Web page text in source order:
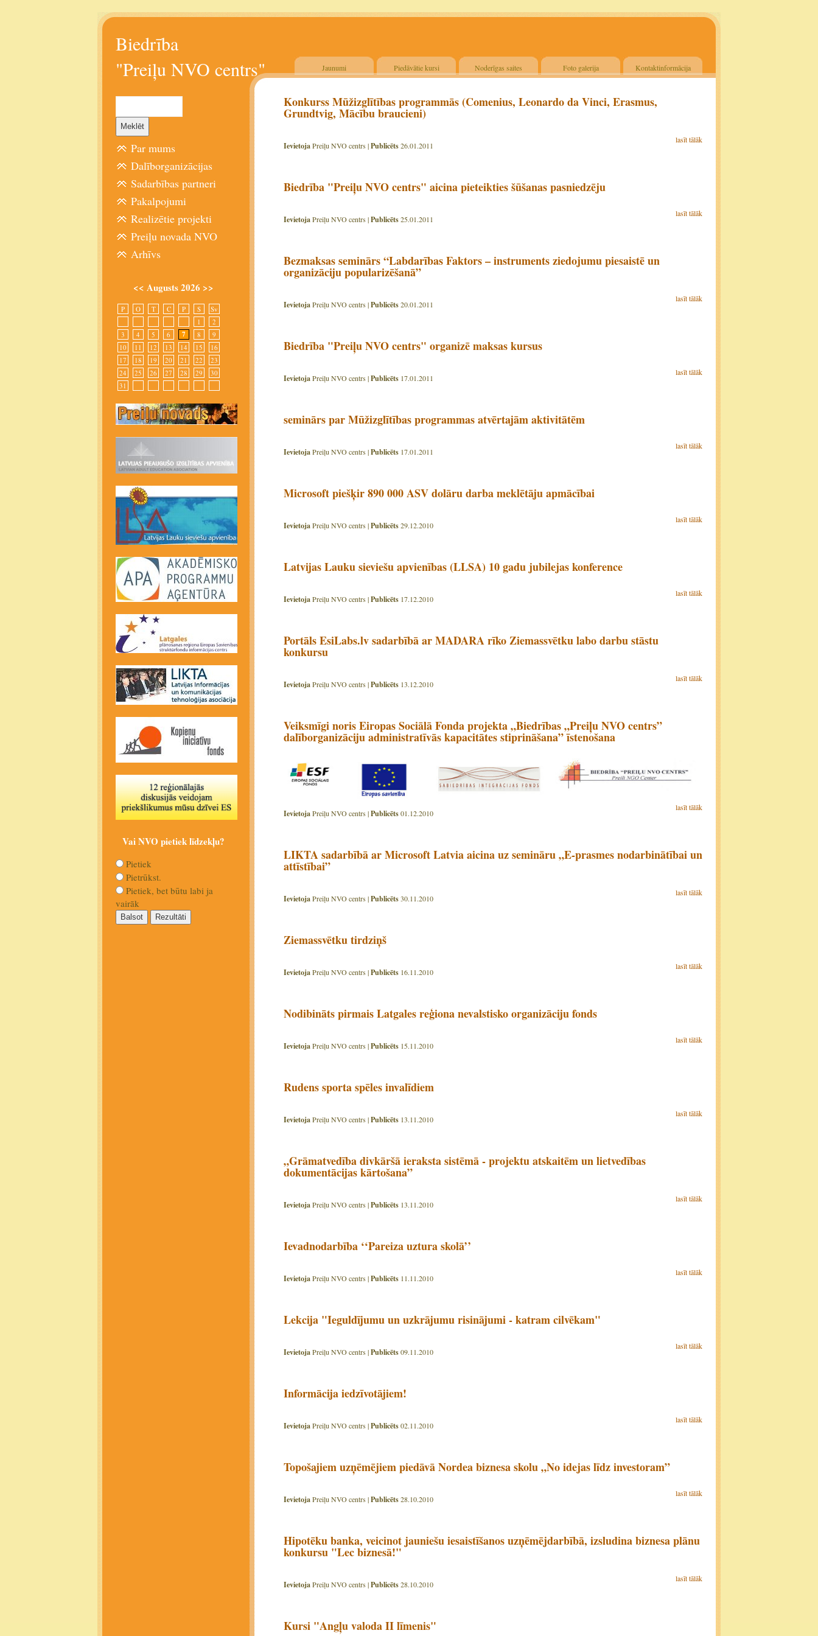
Biedrība
"Preiļu NVO centrs"
Jaunumi Piedāvātie kursi Noderīgas saites Foto galerija Kontaktinformācija
Konkurss Mūžizglītības programmās (Comenius, Leonardo da Vinci, Erasmus,
Grundtvig, Mācību braucieni)
lasīt tālāk
IevietojaPreiļu NVO centrs |Publicēts26.01.2011
Biedrība "Preiļu NVO centrs" aicina pieteikties šūšanas pasniedzēju
lasīt tālāk
IevietojaPreiļu NVO centrs |Publicēts25.01.2011
Bezmaksas seminārs “Labdarības Faktors – instruments ziedojumu piesaistē un
organizāciju popularizēšanā”
lasīt tālāk
IevietojaPreiļu NVO centrs |Publicēts20.01.2011
Biedrība "Preiļu NVO centrs" organizē maksas kursus
lasīt tālāk
IevietojaPreiļu NVO centrs |Publicēts 17.01.2011
seminārs par Mūžizglītības programmas atvērtajām aktivitātēm
lasīt tālāk
IevietojaPreiļu NVO centrs |Publicēts 17.01.2011
Microsoft piešķir 890 000 ASV dolāru darba meklētāju apmācībai
lasīt tālāk
IevietojaPreiļu NVO centrs |Publicēts29.12.2010
Latvijas Lauku sieviešu apvienības (LLSA) 10 gadu jubilejas konference
lasīt tālāk
IevietojaPreiļu NVO centrs |Publicēts 17.12.2010
Portāls EsiLabs.lv sadarbībā ar MADARA rīko Ziemassvētku labo darbu stāstu
konkursu
lasīt tālāk
IevietojaPreiļu NVO centrs |Publicēts 13.12.2010
Veiksmīgi noris Eiropas Sociālā Fonda projekta „Biedrības „Preiļu NVO centrs”
dalīborganizāciju administratīvās kapacitātes stiprināšana” īstenošana
lasīt tālāk
IevietojaPreiļu NVO centrs |Publicēts01.12.2010
LIKTA sadarbībā ar Microsoft Latvia aicina uz semināru „E-prasmes nodarbinātībai un
attīstībai”
lasīt tālāk
IevietojaPreiļu NVO centrs |Publicēts30.11.2010
Ziemassvētku tirdziņš
lasīt tālāk
IevietojaPreiļu NVO centrs |Publicēts 16.11.2010
Nodibināts pirmais Latgales reģiona nevalstisko organizāciju fonds
lasīt tālāk
IevietojaPreiļu NVO centrs |Publicēts 15.11.2010
Rudens sporta spēles invalīdiem
lasīt tālāk
IevietojaPreiļu NVO centrs |Publicēts 13.11.2010
„Grāmatvedība divkāršā ieraksta sistēmā - projektu atskaitēm un lietvedības
dokumentācijas kārtošana”
lasīt tālāk
IevietojaPreiļu NVO centrs |Publicēts 13.11.2010
Ievadnodarbība ‘‘Pareiza uztura skolā’’
lasīt tālāk
IevietojaPreiļu NVO centrs |Publicēts 11.11.2010
Lekcija "Ieguldījumu un uzkrājumu risinājumi - katram cilvēkam"
lasīt tālāk
IevietojaPreiļu NVO centrs |Publicēts09.11.2010
Informācija iedzīvotājiem!
lasīt tālāk
IevietojaPreiļu NVO centrs |Publicēts02.11.2010
Topošajiem uzņēmējiem piedāvā Nordea biznesa skolu „No idejas līdz investoram”
lasīt tālāk
IevietojaPreiļu NVO centrs |Publicēts28.10.2010
Hipotēku banka, veicinot jauniešu iesaistīšanos uzņēmējdarbībā, izsludina biznesa plānu
konkursu "Lec biznesā!"
lasīt tālāk
IevietojaPreiļu NVO centrs |Publicēts28.10.2010
Kursi "Angļu valoda II līmenis"
Par mums
Dalīborganizācijas
Sadarbības partneri
Pakalpojumi
Realizētie projekti
Preiļu novada NVO
Arhīvs
<< Augusts 2026 >>
P O T C P S
Sv
1
2
3
4 5 6 7 8
9
10
11 12 13 14 15
16
17
18 19 20 21 22
23
24
25 26 27 28 29
30
31
Vai NVO pietiek līdzekļu?
Pietiek
Pietrūkst.
Pietiek, bet būtu labi ja
vairāk